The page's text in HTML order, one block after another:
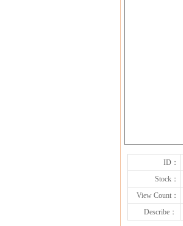
ID：
Stock：
View Count：
Describe：